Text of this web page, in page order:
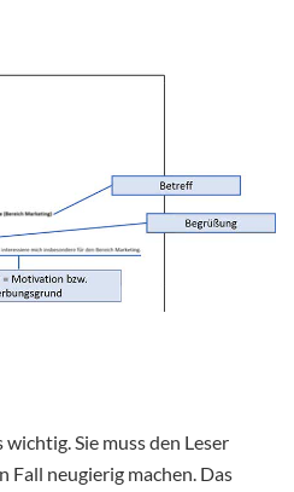
Sie muss den Leser
Fall neugierig machen. Das